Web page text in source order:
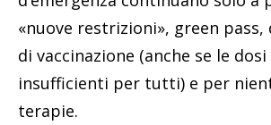
«nuove restrizioni», green
di vaccinazione (anche se le dosi
insufficienti per tutti) e per
terapie.